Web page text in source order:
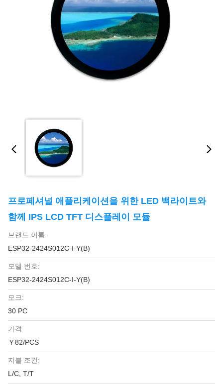
프로페셔널 애플리케이션을 위한 LED 백라이트와
함께 IPS LCD TFT 디스플레이 모듈
브랜드 이름:
ESP32-2424S012C-I-Y(B)
모델 번호:
ESP32-2424S012C-I-Y(B)
모크:
30 PC
가격:
￥82/PCS
지불 조건:
L/C, T/T